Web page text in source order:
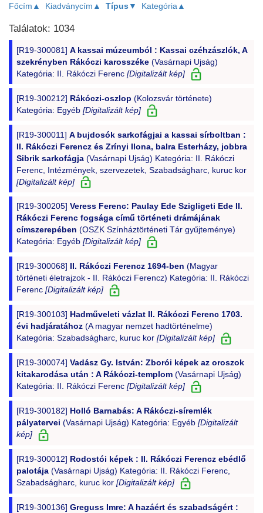
Főcím▲ Kiadványcím▲ Típus▼ Kategória▲
Találatok: 1034
[R19-300081] A kassai múzeumból : Kassai czéhzászlók, A
szekrényben Rákóczi karosszéke(Vasárnapi Ujság)
Kategória: II. Rákóczi Ferenc [Digitalizált kép]
[R19-300212] Rákóczi-oszlop (Kolozsvár története)
Kategória: Egyéb [Digitalizált kép]
[R19-300011] A bujdosók sarkofágjai a kassai sírboltban :
II. Rákóczi Ferencz és Zrínyi Ilona, balra Esterházy, jobbra
Sibrik sarkofágja(Vasárnapi Ujság) Kategória: II. Rákóczi
Ferenc, Intézmények, szervezetek, Szabadságharc, kuruc kor
[Digitalizált kép]
[R19-300205] Veress Ferenc: Paulay Ede Szigligeti Ede II.
Rákóczi Ferenc fogsága című történeti drámájának
címszerepében (OSZK Színháztörténeti Tár gyűjteménye)
Kategória: Egyéb [Digitalizált kép]
[R19-300068] II. Rákóczi Ferencz 1694-ben (Magyar
történeti életrajzok - II. Rákóczi Ferencz) Kategória: II. Rákóczi
Ferenc [Digitalizált kép]
[R19-300103] Hadműveleti vázlat II. Rákóczi Ferenc 1703.
évi hadjáratához(A magyar nemzet hadtörténelme)
Kategória: Szabadságharc, kuruc kor [Digitalizált kép]
[R19-300074] Vadász Gy. István: Zborói képek az oroszok
kitakarodása után : A Rákóczi-templom(Vasárnapi Ujság)
Kategória: II. Rákóczi Ferenc [Digitalizált kép]
[R19-300182] Holló Barnabás: A Rákóczi-síremlék
pályatervei (Vasárnapi Ujság) Kategória: Egyéb [Digitalizált
kép]
[R19-300012] Rodostói képek : II. Rákóczi Ferencz ebédlő
palotája(Vasárnapi Ujság) Kategória: II. Rákóczi Ferenc,
Szabadságharc, kuruc kor [Digitalizált kép]
[R19-300136] Greguss Imre: A hazáért és szabadságért :